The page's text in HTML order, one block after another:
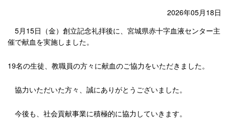
2026年05月18日
5月15日（金）創立記念礼拝後に、宮城県赤十字血液センター主
催で献血を実施しました。
19名の生徒、教職員の方々に献血のご協力をいただきました。
協力いただいた方々、誠にありがとうございました。
今後も、社会貢献事業に積極的に協力していきます。